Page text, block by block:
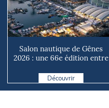
Salon nautique de Gênes
2026 : une 66e édition entre
Découvrir